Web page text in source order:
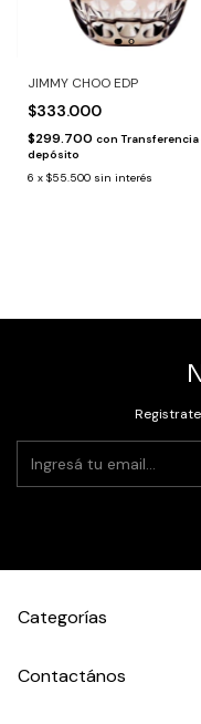
JIMMY CHOO EDP
$333.000
$299.700 con Transferencia
depósito
6 x $55.500 sin interés
Categorías
Contactános